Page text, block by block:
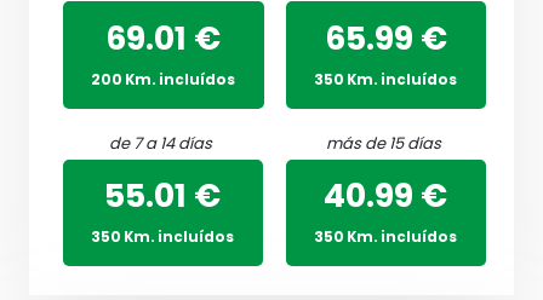
69.01 €
200 Km. incluídos
65.99 €
350 Km. incluídos
de 7 a 14 días
55.01 €
350 Km. incluídos
más de 15 días
40.99 €
350 Km. incluídos